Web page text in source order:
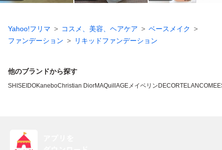
Yahoo!フリマ コスメ、美容、ヘアケア
ベースメイク
ファンデーション
リキッドファンデーション
他のブランドから探す
SHISEIDOKaneboChristian DiorMAQuillAGEメイベリン DECORTELANCOME